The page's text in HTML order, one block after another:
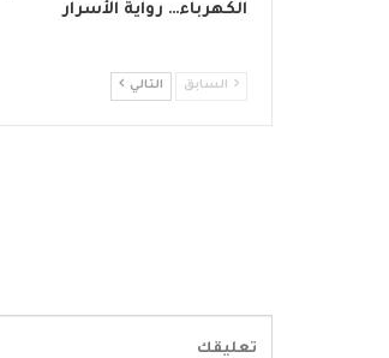
الكهرباء… رواية الأسرار
السابق التالي